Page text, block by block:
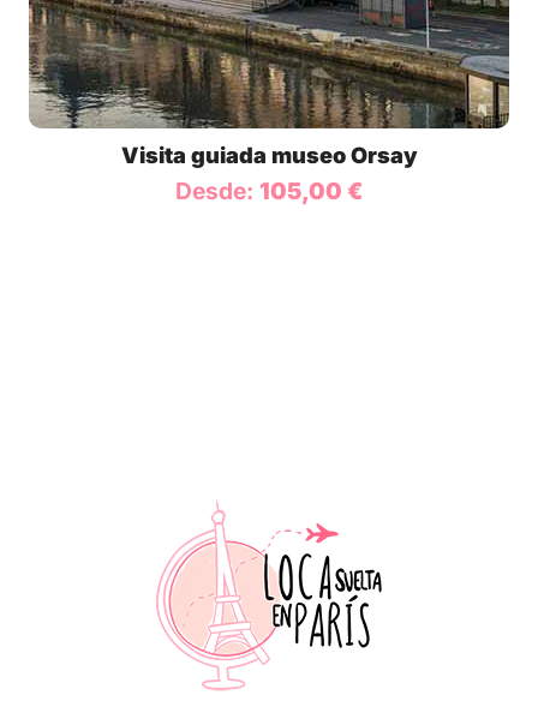
Visita guiada museo Orsay
Desde: 105,00 €